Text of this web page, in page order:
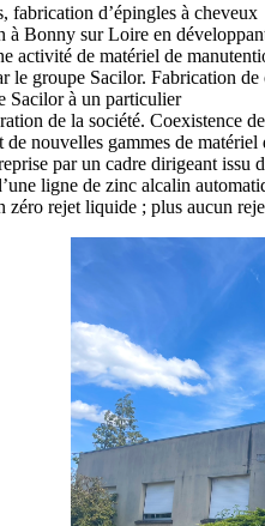
fabrication d’épingles à cheveux
à Bonny surLoire en
activité de matériel de
le groupe Sacilor. Fabrication de
Sacilorà un particulier
de la société. Coexistence
nouvelles gammes de matériel
par un cadre dirigeant
ligne de zinc alcalin
zéro rejet liquide ; plus aucun